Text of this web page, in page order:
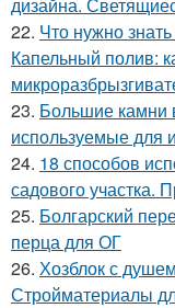
22. Что нужно
Капельный полив:
23. Большие камни
используемые для
24. 18 способов
садового участка.
25. Болгарский
перца для ОГ
26. Хозблок с
Стройматериалы